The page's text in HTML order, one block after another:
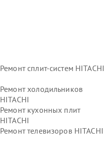
Ремонт сплит-систем HITACHI
Ремонт холодильников
HITACHI
Ремонт кухонных плит
HITACHI
Ремонт телевизоров HITACHI